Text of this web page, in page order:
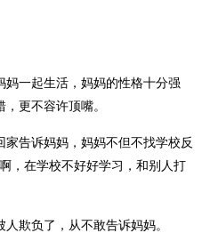
一起生活，妈妈的性格十分强
更不容许顶嘴。
告诉妈妈，妈妈不但不找学校反
，在学校不好好学习，和别人打
欺负了，从不敢告诉妈妈。